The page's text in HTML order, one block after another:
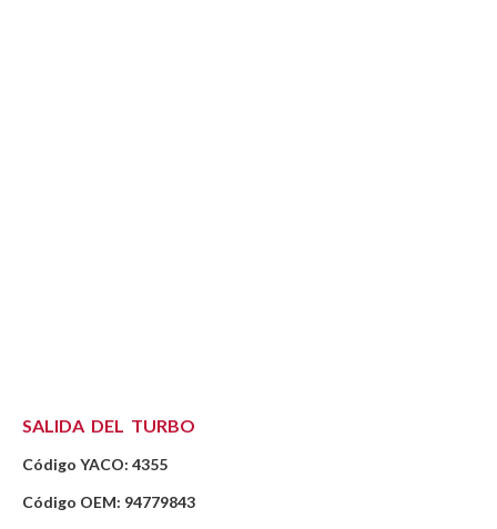
SALIDA DEL TURBO
Código YACO: 4355
Código OEM: 94779843